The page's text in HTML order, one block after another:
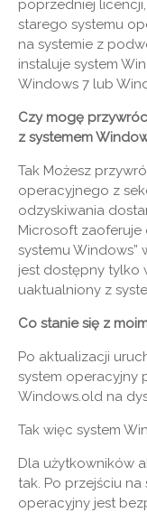
poprzedniej
starego systemu
na systemie z
instaluje system
Windows 7 lub
Czy mogę
z systemem
Tak Możesz
operacyjnego z
odzyskiwania
Microsoft zaoferuje
systemu Windows”
jest dostępny tylko
uaktualniony z
Co stanie się z
Po aktualizacji
system operacyjny
Windows.old na
Tak więc system
Dla użytkowników
tak. Po przejściu na
operacyjny jest